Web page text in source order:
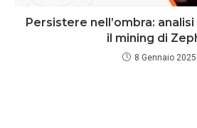
Persistere nell’ombra:
il mining di
8 Gennaio 2025